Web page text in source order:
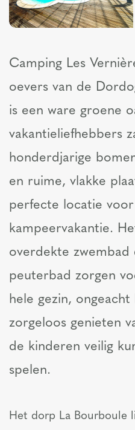
Camping Les
oevers van de
is een ware groene
vakantieliefhebbers
honderdjarige
en ruime, vlakke
perfecte locatie
kampeervakantie.
overdekte zwembad
peuterbad zorgen
hele gezin,
zorgeloos genieten
de kinderen veilig
spelen.
Het dorp La Bourboule